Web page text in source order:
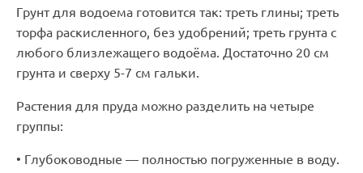
Грунт для водоема готовится так: треть глины; треть
торфа раскисленного, без удобрений; треть грунта с
любого близлежащего водоёма. Достаточно 20 см
грунта и сверху 5-7 см гальки.
Растения для пруда можно разделить на четыре
группы:
• Глубоководные — полностью погруженные в воду.